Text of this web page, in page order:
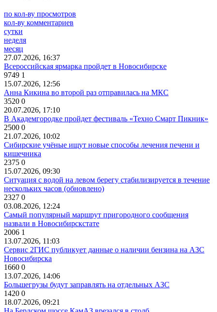
по кол-ву просмотров
кол-ву комментариев
сутки
неделя
месяц
27.07.2026, 16:37
Всероссийская ярмарка пройдет в Новосибирске
9749 1
15.07.2026, 12:56
Анна Кикина во второй раз отправилась на МКС
3520 0
20.07.2026, 17:10
В Академгородке пройдет фестиваль «Техно Смарт Пикник»
2500 0
21.07.2026, 10:02
Сибирские учёные ищут новые способы лечения печени и
кишечника
2375 0
15.07.2026, 09:30
Ситуация с водой на левом берегу стабилизируется в течение
нескольких часов (обновлено)
2327 0
03.08.2026, 12:24
Самый популярный маршрут пригородного сообщения
назвали в Новосибирскстате
2006 1
13.07.2026, 11:03
Сервис 2ГИС публикует данные о наличии бензина на АЗС
Новосибирска
1660 0
13.07.2026, 14:06
Большегрузы будут заправлять на отдельных АЗС
1420 0
18.07.2026, 09:21